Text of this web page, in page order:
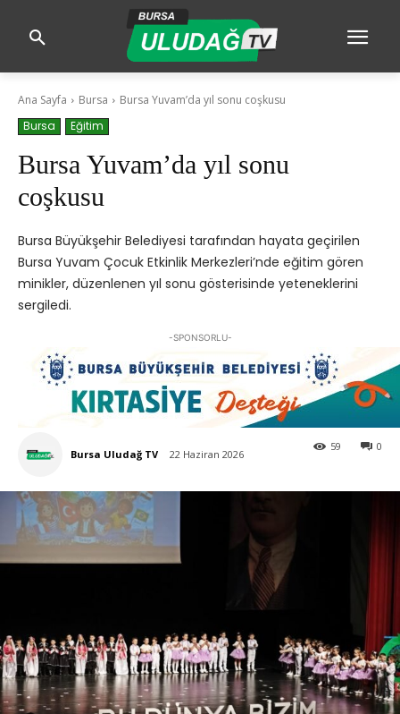
Ana Sayfa Bursa
Bursa Yuvam’da yıl sonu coşkusu
Bursa
Eğitim
Bursa Yuvam’da yıl sonu
coşkusu
Bursa Büyükşehir Belediyesi tarafından hayata geçirilen
Bursa Yuvam Çocuk Etkinlik Merkezleri’nde eğitim gören
minikler, düzenlenen yıl sonu gösterisinde yeteneklerini
sergiledi.
-SPONSORLU-
Bursa Uludağ TV 22 Haziran 2026
0
59